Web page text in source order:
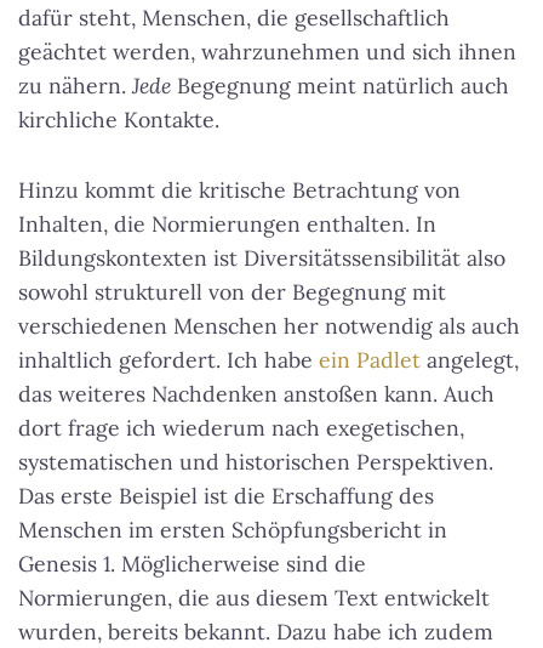
dafür steht, Menschen, die gesellschaftlich
geächtet werden, wahrzunehmen und sich ihnen
zu nähern. Jede Begegnung meint natürlich auch
kirchliche Kontakte.
Hinzu kommt die kritische Betrachtung von
Inhalten, die Normierungen enthalten. In
Bildungskontexten ist Diversitätssensibilität also
sowohl strukturell von der Begegnung mit
verschiedenen Menschen her notwendig als auch
inhaltlich gefordert. Ich habe ein Padlet angelegt,
das weiteres Nachdenken anstoßen kann. Auch
dort frage ich wiederum nach exegetischen,
systematischen und historischen Perspektiven.
Das erste Beispiel ist die Erschaffung des
Menschen im ersten Schöpfungsbericht in
Genesis 1. Möglicherweise sind die
Normierungen, die aus diesem Text entwickelt
wurden, bereits bekannt. Dazu habe ich zudem